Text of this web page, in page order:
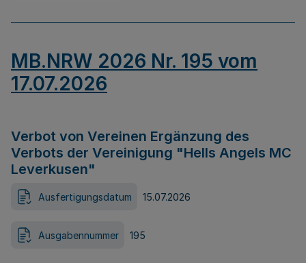
MB.NRW 2026 Nr. 195 vom
17.07.2026
Verbot von Vereinen Ergänzung des
Verbots der Vereinigung "Hells Angels MC
Leverkusen"
Ausfertigungsdatum 15.07.2026
Ausgabennummer 195